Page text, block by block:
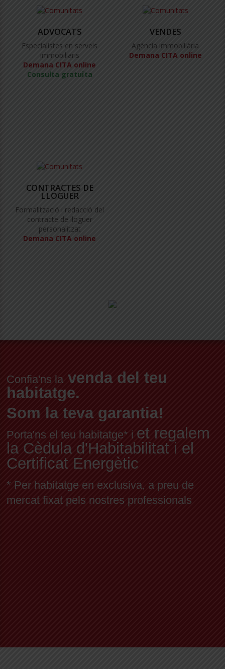
ADVOCATS
Especialistes en serveis
immobiliaris
Demana CITA online
Consulta gratuïta
VENDES
Agència immobiliària
Demana CITA online
CONTRACTES DE
LLOGUER
Formalització i redacció del
contracte de lloguer
personalitzat
Demana CITA online
Confia'ns la venda del teu
habitatge.
Som la teva garantia!
Porta'ns el teu habitatge* i et regalem
la Cèdula d'Habitabilitat i el
Certificat Energètic
* Per habitatge en exclusiva, a preu de
mercat fixat pels nostres professionals